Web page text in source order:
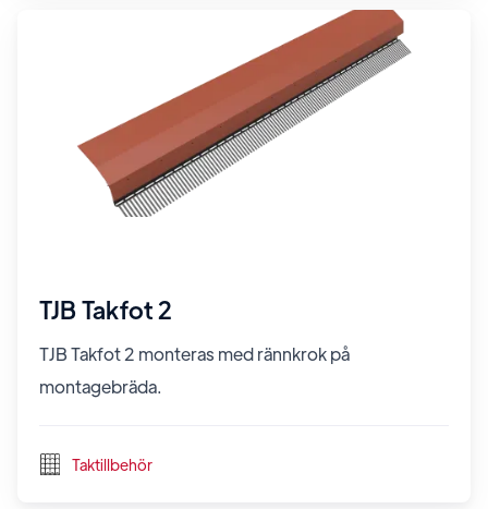
TJB Takfot 2
TJB Takfot 2 monteras med rännkrok på
montagebräda.
Taktillbehör